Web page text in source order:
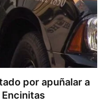
por apuñalar a